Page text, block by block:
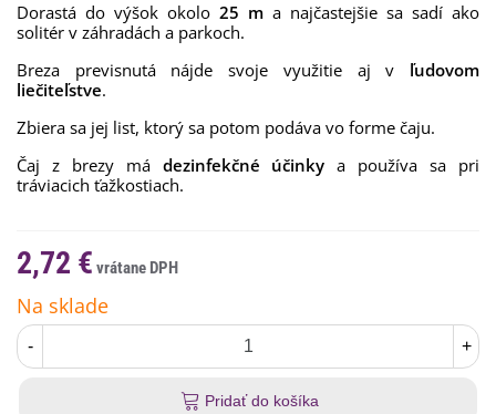
Dorastá do výšok okolo 25 m a najčastejšie sa sadí ako
solitér v záhradách a parkoch.
Breza previsnutá
nájde svoje využitie aj v
ľudovom
liečiteľstve.
Zbiera sa jej list, ktorý sa potom podáva vo forme čaju.
Čaj z brezy má dezinfekčné účinky a používa sa pri
tráviacich ťažkostiach.
2,72 €
Na sklade
- +
Pridať do košíka